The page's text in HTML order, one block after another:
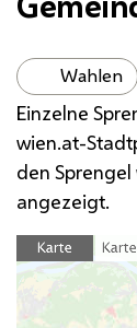
Wahlen
Einzelne
wien.at-
den
angezeigt.